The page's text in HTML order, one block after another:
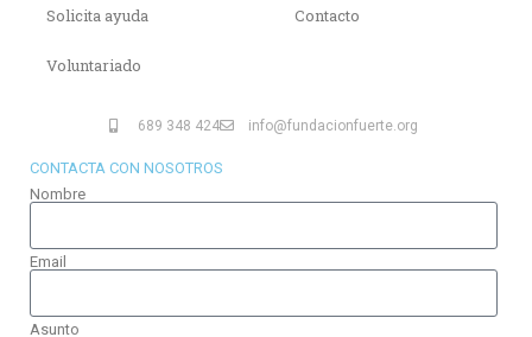
Solicita ayuda
Voluntariado
Contacto
689 348 424 info@fundacionfuerte.org
CONTACTA CON NOSOTROS
Nombre
Email
Asunto